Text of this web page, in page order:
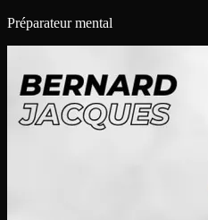
Préparateur mental